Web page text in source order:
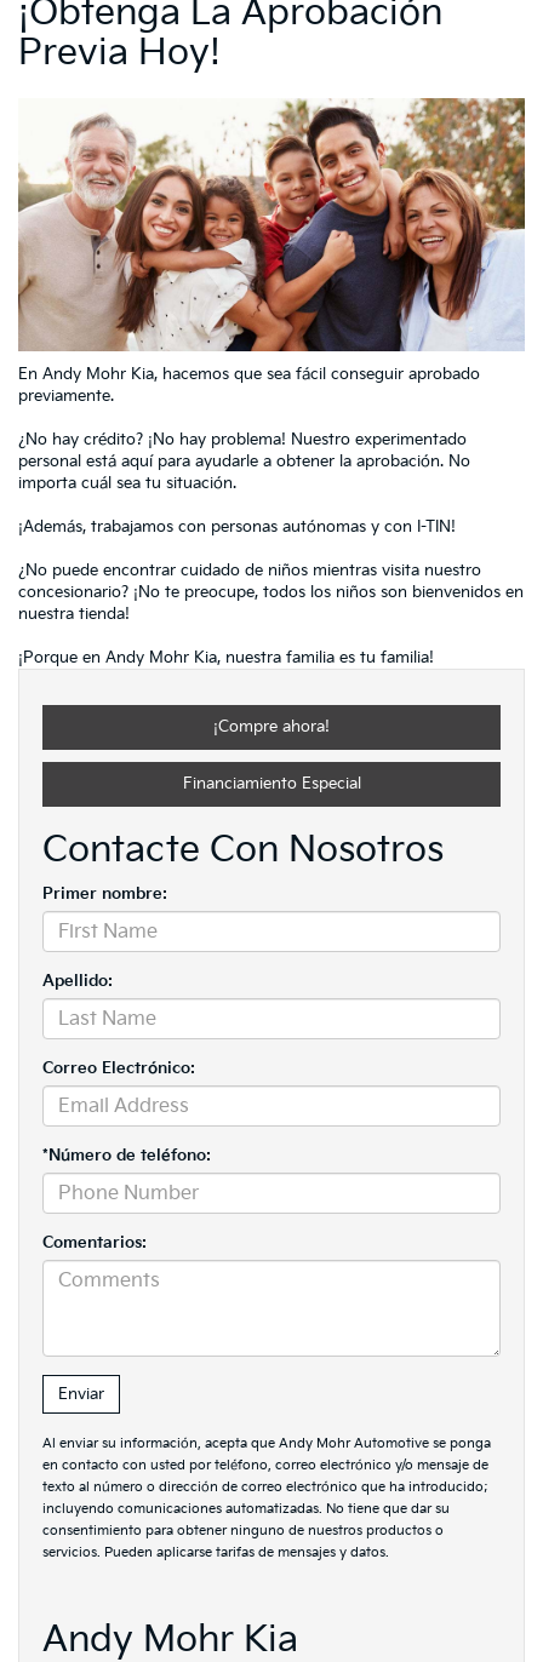
¡Obtenga La Aprobación
Previa Hoy!
En Andy Mohr Kia, hacemos que sea fácil conseguir aprobado
previamente.
¿No hay crédito? ¡No hay problema! Nuestro experimentado
personal está aquí para ayudarle a obtener la aprobación. No
importa cuál sea tu situación.
¡Además, trabajamos con personas autónomas y con I-TIN!
¿No puede encontrar cuidado de niños mientras visita nuestro
concesionario? ¡No te preocupe, todos los niños son bienvenidos en
nuestra tienda!
¡Porque en Andy Mohr Kia, nuestra familia es tu familia!
¡Compre ahora!
Financiamiento Especial
Contacte Con Nosotros
Primer nombre:
Apellido:
Correo Electrónico:
*Número de teléfono:
Comentarios:
Al enviar su información, acepta que Andy Mohr Automotive se ponga
en contacto con usted por teléfono, correo electrónico y/o mensaje de
texto al número o dirección de correo electrónico que ha introducido;
incluyendo comunicaciones automatizadas. No tiene que dar su
consentimiento para obtener ninguno de nuestros productos o
servicios. Pueden aplicarse tarifas de mensajes y datos.
Andy Mohr Kia